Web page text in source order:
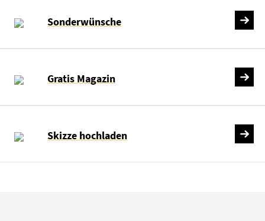
Sonderwünsche
Gratis Magazin
Skizze hochladen